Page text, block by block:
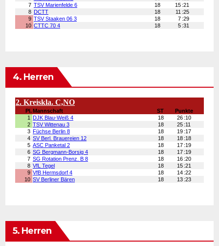
4. Herren
5. Herren